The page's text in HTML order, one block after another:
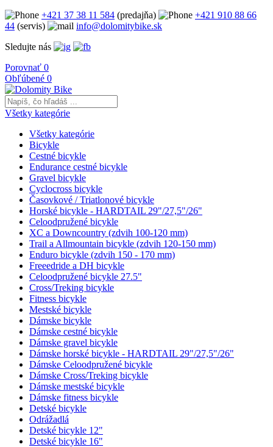
+421 37 38 11 584 (predajňa)
+421 910 88 66
44 (servis)
info@dolomitybike.sk
Sledujte nás
Porovnať 0
Obľúbené 0
Všetky kategórie
Všetky kategórie
Bicykle
Cestné bicykle
Endurance cestné bicykle
Gravel bicykle
Cyclocross bicykle
Časovkové / Triatlonové bicykle
Horské bicykle - HARDTAIL 29"/27,5"/26"
Celoodpružené bicykle
XC a Downcountry (zdvih 100-120 mm)
Trail a Allmountain bicykle (zdvih 120-150 mm)
Enduro bicykle (zdvih 150 - 170 mm)
Freeedride a DH bicykle
Celoodpružené bicykle 27.5"
Cross/Treking bicykle
Fitness bicykle
Mestské bicykle
Dámske bicykle
Dámske cestné bicykle
Dámske gravel bicykle
Dámske horské bicykle - HARDTAIL 29"/27,5"/26"
Dámske Celoodpružené bicykle
Dámske Cross/Treking bicykle
Dámske mestské bicykle
Dámske fitness bicykle
Detské bicykle
Odrážadlá
Detské bicykle 12"
Detské bicykle 16"